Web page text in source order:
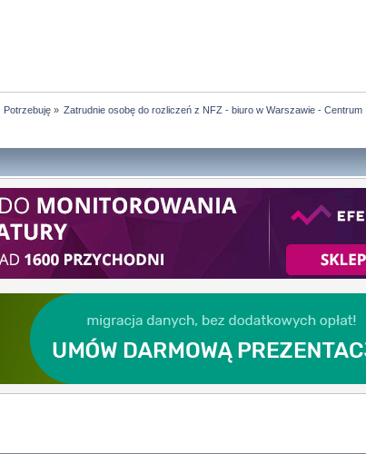
Potrzebuję » Zatrudnie osobę do rozliczeń z NFZ - biuro w Warszawie - Centrum